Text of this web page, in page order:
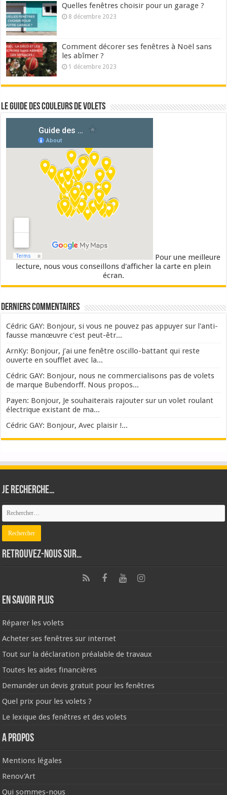
Quelles fenêtres choisir pour un garage ?
8 décembre 2023
Comment décorer ses fenêtres à Noël sans
les abîmer ?
1 décembre 2023
Le guide des couleurs de volets
Pour une meilleure
lecture, nous vous conseillons d'afficher la carte en plein
écran.
Derniers commentaires
Cédric GAY: Bonjour, si vous ne pouvez pas appuyer sur l'anti-
fausse manœuvre c'est peut-êtr...
ArnKy: Bonjour, j’ai une fenêtre oscillo-battant qui reste
ouverte en soufflet avec la...
Cédric GAY: Bonjour, nous ne commercialisons pas de volets
de marque Bubendorff. Nous propos...
Payen: Bonjour, Je souhaiterais rajouter sur un volet roulant
électrique existant de ma...
Cédric GAY: Bonjour, Avec plaisir !...
Je recherche…
Retrouvez-nous sur…
En savoir plus
Réparer les volets
Acheter ses fenêtres sur internet
Tout sur la déclaration préalable de travaux
Toutes les aides financières
Demander un devis gratuit pour les fenêtres
Quel prix pour les volets ?
Le lexique des fenêtres et des volets
A propos
Mentions légales
Renov'Art
Qui sommes-nous